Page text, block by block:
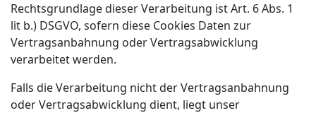
Rechtsgrundlage dieser Verarbeitung ist Art. 6 Abs. 1
lit b.) DSGVO, sofern diese Cookies Daten zur
Vertragsanbahnung oder Vertragsabwicklung
verarbeitet werden.
Falls die Verarbeitung nicht der Vertragsanbahnung
oder Vertragsabwicklung dient, liegt unser